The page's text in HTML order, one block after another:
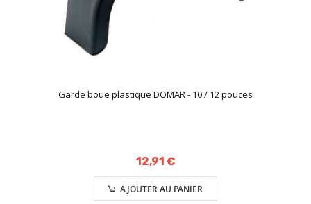
Garde boue plastique DOMAR - 10 / 12 pouces
12,91 €
AJOUTER AU PANIER